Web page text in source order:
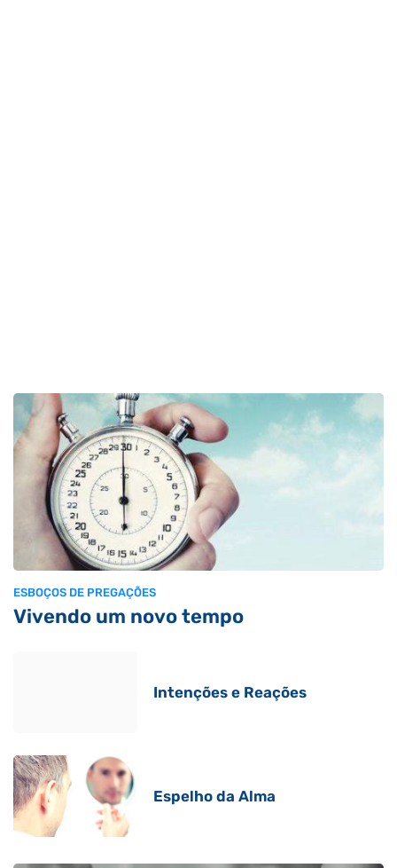
ESBOÇOS DE PREGAÇÕES
Vivendo um novo tempo
Intenções e Reações
Espelho da Alma